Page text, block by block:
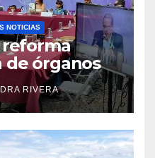
NOTICIAS
reforma
de órganos
RIVERA